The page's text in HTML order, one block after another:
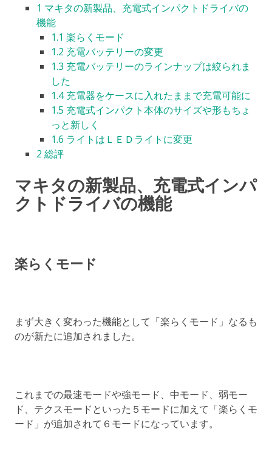
1 マキタの新製品、充電式インパクトドライバの
機能
1.1 楽らくモード
1.2 充電バッテリーの変更
1.3 充電バッテリーのラインナップは絞られま
した
1.4充電器をケースに入れたままで充電可能に
1.5 充電式インパクト本体のサイズや形もちょ
っと新しく
1.6 ライトはＬＥＤライトに変更
2 総評
マキタの新製品、充電式インパ
クトドライバの機能
楽らくモード
まず大きく変わった機能として「楽らくモード」なるも
のが新たに追加されました。
これまでの最速モードや強モード、中モード、弱モー
ド、テクスモードといった５モードに加えて「楽らくモ
ード」が追加されて６モードになっています。